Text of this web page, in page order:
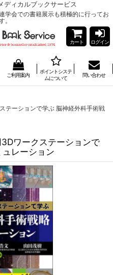
ィカルブックサービス
学会での書籍展示も積極的に行ってお
。
カート ログイン
ご利用案内
ポイントシステ
ムについて
問い合わせ
テーションで学ぶ 脳神経外科手術戦
ワークステーションで
レーション